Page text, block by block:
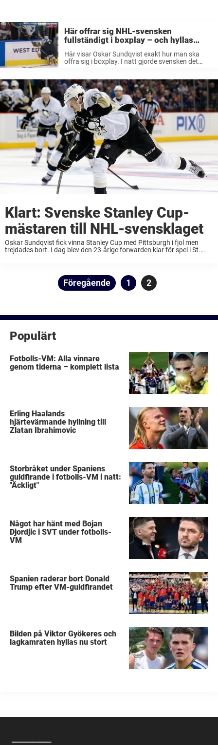
Här offrar sig NHL-svensken
fullständigt i boxplay – och hyllas
Här visar Oskar Sundqvist exakt hur man ska
offra sig i boxplay. I natt gjorde svensken det
gjort ...
Klart: Svenske Stanley Cup-
mästaren till NHL-svensklaget
Oskar Sundqvist fick vinna Stanley Cup med Pittsburgh i fjol men
trejdades bort. I dag blev den 23-årige forwarden klar för spel i St.
Sidnumrering
Föregående Sida
1 Sida
2
Populärt
Fotbolls-VM: Alla vinnare
genom tiderna – komplett lista
Erling Haalands
hjärtevärmande hyllning till
Zlatan Ibrahimovic
Storbråket under Spaniens
guldfirande i fotbolls-VM i natt:
"Äckligt"
Något har hänt med Bojan
Djordjic i SVT under fotbolls-
VM
Spanien raderar bort Donald
Trump efter VM-guldfirandet
Bilden på Viktor Gyökeres och
lagkamraten hyllas nu stort